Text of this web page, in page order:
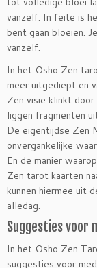
vanzelf. In feite is
bent gaan bloeien.
vanzelf.
In het Osho Zen
meer uitgediept en
Zen visie klinkt
liggen fragmenten
De eigentijdse Zen
onvergankelijke
En de manier
Zen tarot kaarten
kunnen hiermee uit
alledag.
Suggesties voor
In het Osho Zen
suggesties voor